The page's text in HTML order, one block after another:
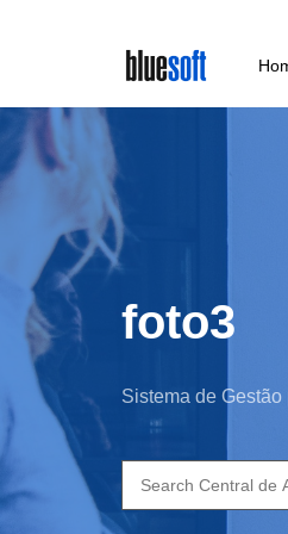
main
content
foto3
Sistema de
Search
for: